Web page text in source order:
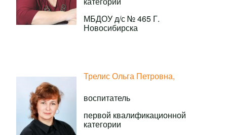
МБДОУ д/с № 465 Г.
Новосибирска
Трелис Ольга Петровна,
воспитатель
первой квалификационной
категории